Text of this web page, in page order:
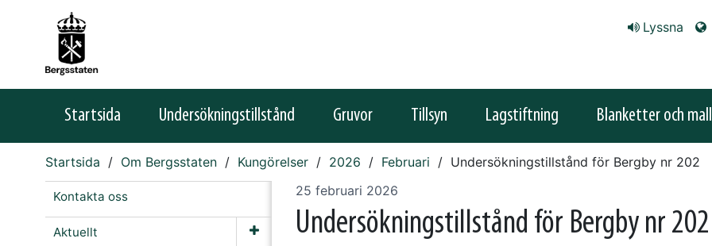
Lyssna
Startsida Undersökningstillstånd Gruvor Tillsyn Lagstiftning Blanketter och
Startsida Om Bergsstaten Kungörelser 2026 Februari Undersökningstillstånd för Bergby nr 202
Kontakta oss
Aktuellt
25 februari 2026
Undersökningstillstånd för Bergby nr 202